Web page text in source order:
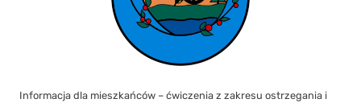
Informacja dla mieszkańców – ćwiczenia z zakresu ostrzegania i